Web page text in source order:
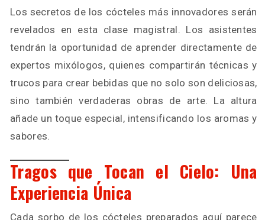
Los secretos de los cócteles más innovadores serán
revelados en esta clase magistral. Los asistentes
tendrán la oportunidad de aprender directamente de
expertos mixólogos, quienes compartirán técnicas y
trucos para crear bebidas que no solo son deliciosas,
sino también verdaderas obras de arte. La altura
añade un toque especial, intensificando los aromas y
sabores.
Tragos que Tocan el Cielo: Una
Experiencia Única
Cada sorbo de los cócteles preparados aquí parece